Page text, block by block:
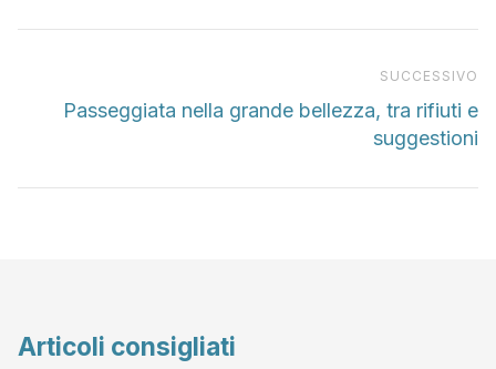
SUCCESSIVO
Passeggiata nella grande bellezza, tra rifiuti e
suggestioni
Articoli consigliati